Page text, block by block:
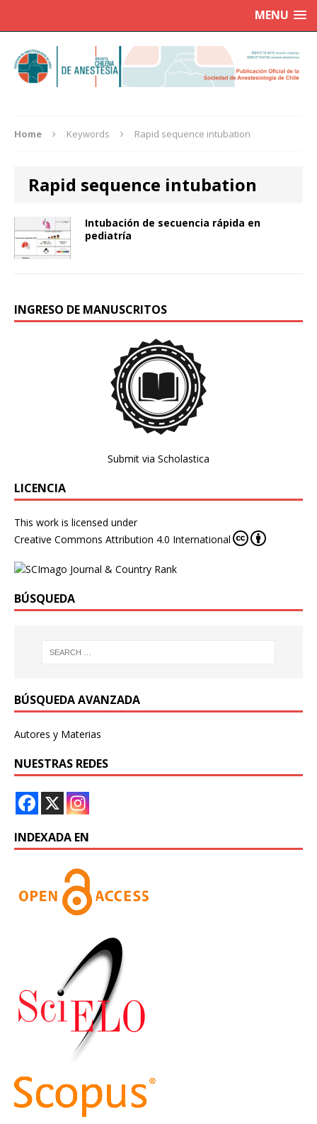
MENU
Home Keywords Rapid sequence intubation
Rapid sequence intubation
Intubación de secuencia rápida en
pediatría
INGRESO DE MANUSCRITOS
Submit via Scholastica
LICENCIA
This work is licensed under
Creative Commons Attribution 4.0 International
BÚSQUEDA
BÚSQUEDA AVANZADA
Autores y Materias
NUESTRAS REDES
INDEXADA EN